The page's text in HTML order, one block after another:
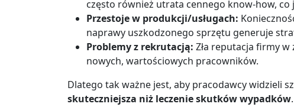
często również utrata cennego know-how,
Przestoje w produkcji/usługach:
naprawy uszkodzonego sprzętu generuje
Problemy z rekrutacją: Zła reputacja firmy
nowych, wartościowych pracowników.
Dlatego tak ważne jest, aby pracodawcy widzieli
skuteczniejsza niż leczenie skutków wypadków.